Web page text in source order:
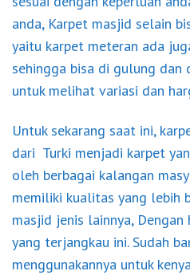
anda, Karpet masjid selain
yaitu karpet meteran ada
sehingga bisa di gulung dan
untuk melihat variasi dan
Untuk sekarang saat ini,
dari Turki menjadi karpet
oleh berbagai kalangan
memiliki kualitas yang lebih
masjid jenis lainnya,
yang terjangkau ini. Sudah
menggunakannya untuk